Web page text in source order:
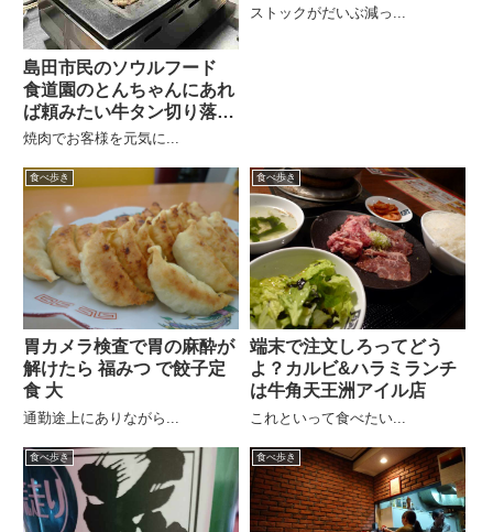
島田市民のソウルフード
食道園のとんちゃんにあれ
ば頼みたい牛タン切り落と
し
焼肉でお客様を元気に...
ストックがだいぶ減っ...
食べ歩き
胃カメラ検査で胃の麻酔が
解けたら 福みつ で餃子定
食 大
通勤途上にありながら...
食べ歩き
端末で注文しろってどう
よ？カルビ&ハラミランチ
は牛角天王洲アイル店
これといって食べたい...
食べ歩き 食べ歩き